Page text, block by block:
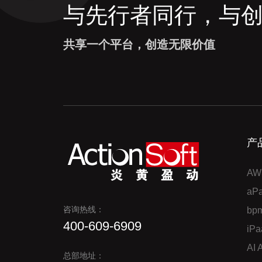
与先行者同行，与
共享一个平台，创造无限价值
咨询热线：
400-609-6909
总部地址：
产
AI